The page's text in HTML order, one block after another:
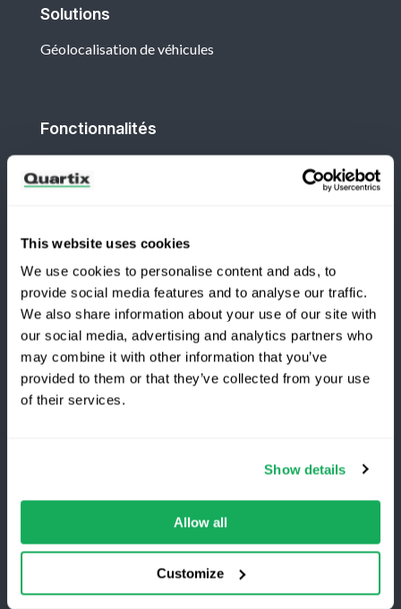
This website uses cookies
We use cookies to personalise content and ads, to
provide social media features and to analyse our traffic.
We also share information about your use of our site with
our social media, advertising and analytics partners who
may combine it with other information that you’ve
provided to them or that they’ve collected from your use
of their services.
Show details
Allow all
Customize
Solutions
Géolocalisation de véhicules
Fonctionnalités
Eco-conduite et analyse du style de conduite
Geofencing
En savoir plus
Liens utiles
Plans et forfaits
Options de Balises GPS
Ressources
Vous passez à Quartix ?
suivideflotte, sans
Obtenez la réduction